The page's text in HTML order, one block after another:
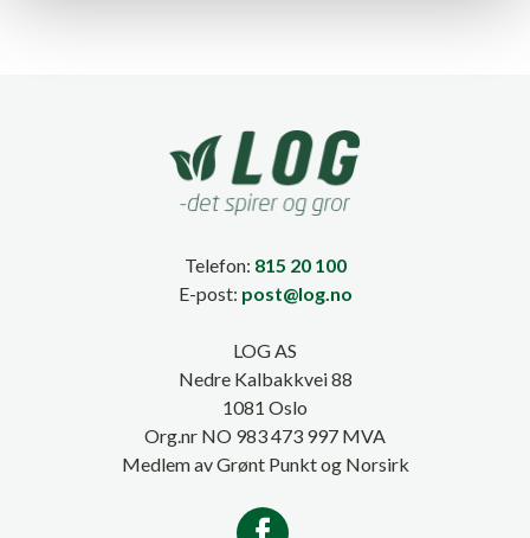
Telefon: 815 20 100
E-post: post@log.no
LOG AS
Nedre Kalbakkvei 88
1081 Oslo
Org.nr NO 983 473 997 MVA
Medlem av Grønt Punkt og Norsirk